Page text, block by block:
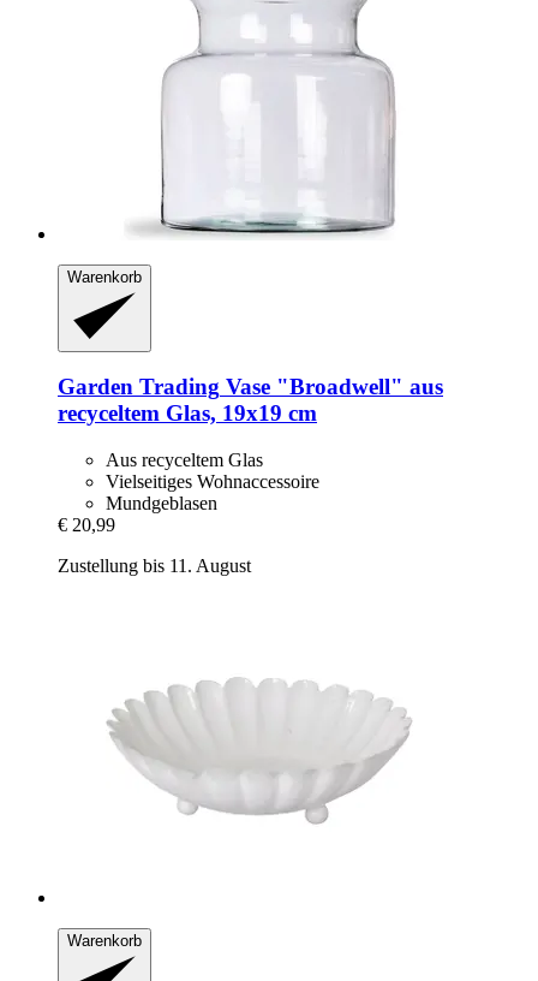
Warenkorb
Garden Trading Vase "Broadwell" aus
recyceltem Glas, 19x19 cm
Aus recyceltem Glas
Vielseitiges Wohnaccessoire
Mundgeblasen
€ 20,99
Zustellung bis 11. August
Warenkorb